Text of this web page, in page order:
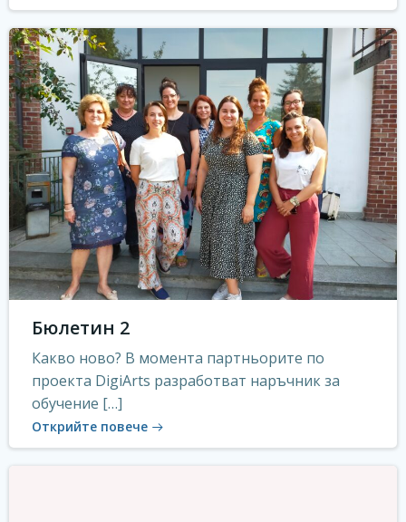
Бюлетин 2
Какво ново? В момента партньорите по
проекта DigiArts разработват наръчник за
обучение […]
Открийте повече